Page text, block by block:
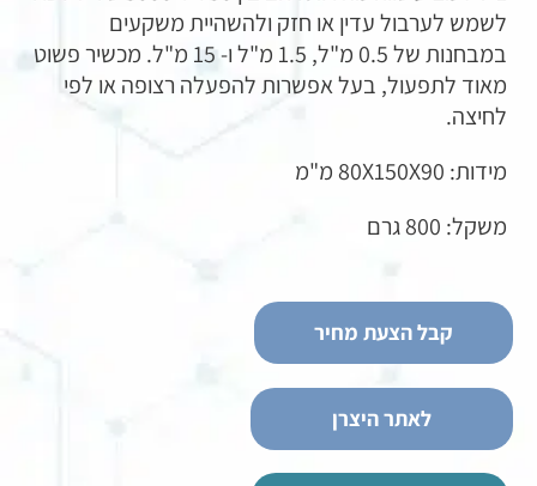
לשמש לערבול עדין או חזק ולהשהיית משקעים
במבחנות של 0.5 מ"ל, 1.5 מ"ל ו- 15 מ"ל. מכשיר פשוט
מאוד לתפעול, בעל אפשרות להפעלה רצופה או לפי
לחיצה.
מידות: 80X150X90 מ"מ
משקל: 800 גרם
קבל הצעת מחיר
לאתר היצרן